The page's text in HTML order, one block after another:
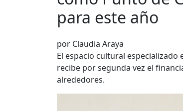
para este año
por Claudia Araya
El espacio cultural especializado
recibe por segunda vez el
alrededores.